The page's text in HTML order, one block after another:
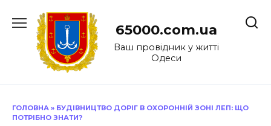
до
65000.com.ua
Ваш провідник у житті
Одеси
ГОЛОВНА » БУДІВНИЦТВО ДОРІГ В ОХОРОННІЙ ЗОНІ ЛЕП: ЩО
ПОТРІБНО ЗНАТИ?